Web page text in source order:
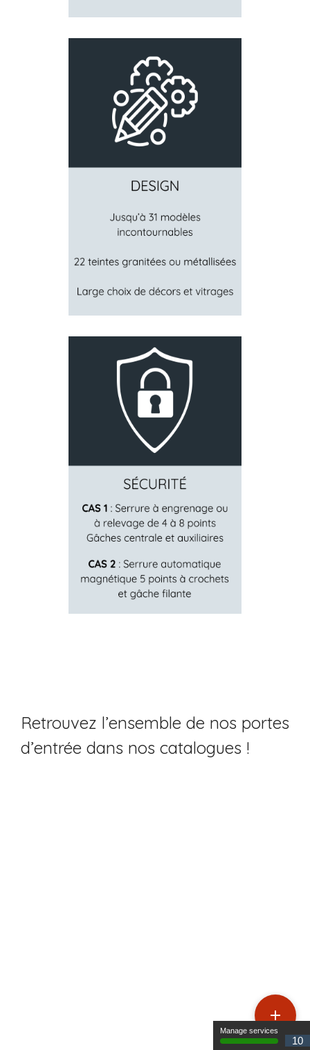

Retrouvez l’ensemble de nos portes
d’entrée dans nos catalogues !
Manage services
10